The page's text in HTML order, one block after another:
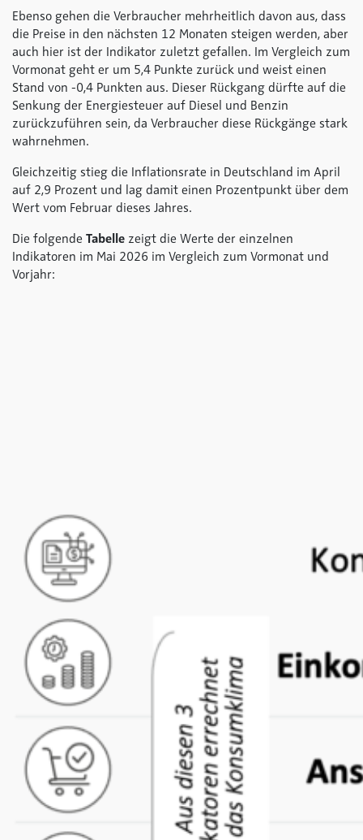
Ebenso gehen die Verbraucher mehrheitlich davon aus, dass
die Preise in den nächsten 12 Monaten steigen werden, aber
auch hier ist der Indikator zuletzt gefallen. Im Vergleich zum
Vormonat geht er um 5,4 Punkte zurück und weist einen
Stand von -0,4 Punkten aus. Dieser Rückgang dürfte auf die
Senkung der Energiesteuer auf Diesel und Benzin
zurückzuführen sein, da Verbraucher diese Rückgänge stark
wahrnehmen.
Gleichzeitig stieg die Inflationsrate in Deutschland im April
auf 2,9 Prozent und lag damit einen Prozentpunkt über dem
Wert vom Februar dieses Jahres.
Die folgende Tabelle zeigt die Werte der einzelnen
Indikatoren im Mai 2026 im Vergleich zum Vormonat und
Vorjahr: